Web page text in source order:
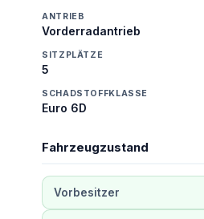
ANTRIEB
Vorderradantrieb
SITZPLÄTZE
5
SCHADSTOFFKLASSE
Euro 6D
Fahrzeugzustand
Vorbesitzer